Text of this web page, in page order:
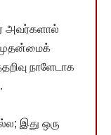
அவர்களால்
நாளேடாக
இது ஒரு